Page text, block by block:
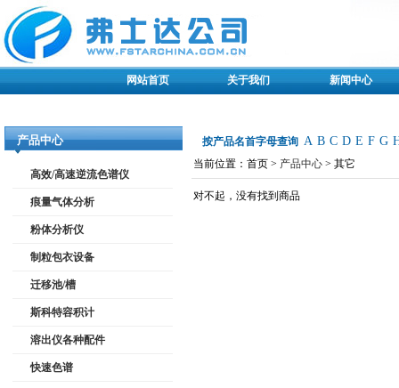
网站首页 关于我们 新闻中心
产品中心
高效/高速逆流色谱仪
痕量气体分析
粉体分析仪
制粒包衣设备
迁移池/槽
斯科特容积计
溶出仪各种配件
快速色谱
按产品名首字母查询 A B C D E F G
当前位置：首页 > 产品中心 > 其它
对不起，没有找到商品